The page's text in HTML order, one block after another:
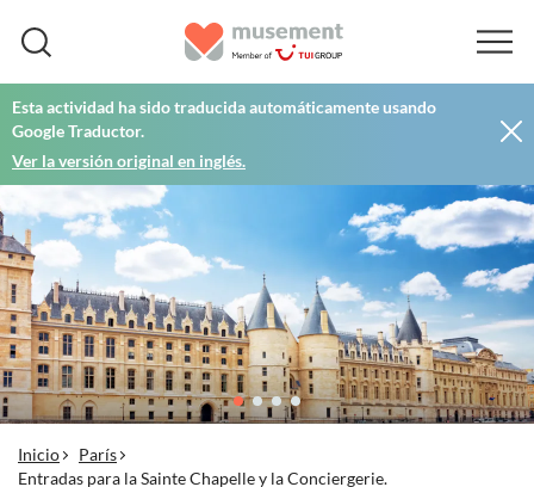
Esta actividad ha sido traducida automáticamente usando
Google Traductor.
Ver la versión original en inglés.
Inicio
París
Entradas para la Sainte Chapelle y la Conciergerie.